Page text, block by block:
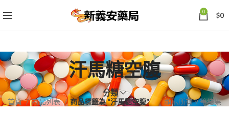
0 $0
汗馬糖空腹
分類
首頁 商品列表 商品標籤為 “汗馬糖空腹” 顯示所有 9 筆結果依